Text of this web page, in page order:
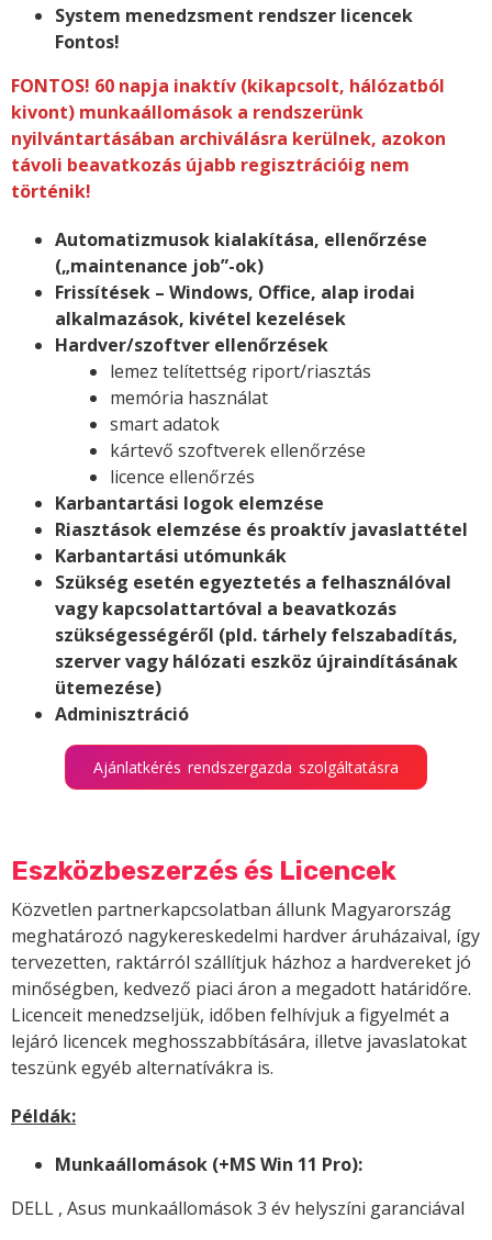
System menedzsment rendszer licencek
Fontos!
FONTOS! 60 napja inaktív (kikapcsolt, hálózatból
kivont) munkaállomások a rendszerünk
nyilvántartásában archiválásra kerülnek, azokon
távoli beavatkozás újabb regisztrációig nem
történik!
Automatizmusok kialakítása, ellenőrzése
(„maintenance job”-ok)
Frissítések – Windows, Office, alap irodai
alkalmazások, kivétel kezelések
Hardver/szoftver ellenőrzések
lemez telítettség riport/riasztás
memória használat
smart adatok
kártevő szoftverek ellenőrzése
licence ellenőrzés
Karbantartási logok elemzése
Riasztások elemzése és proaktív javaslattétel
Karbantartási utómunkák
Szükség esetén egyeztetés a felhasználóval
vagy kapcsolattartóval a beavatkozás
szükségességéről (pld. tárhely felszabadítás,
szerver vagy hálózati eszköz újraindításának
ütemezése)
Adminisztráció
Ajánlatkérés rendszergazda szolgáltatásra
Eszközbeszerzés és Licencek
Közvetlen partnerkapcsolatban állunk Magyarország
meghatározó nagykereskedelmi hardver áruházaival, így
tervezetten, raktárról szállítjuk házhoz a hardvereket jó
minőségben, kedvező piaci áron a megadott határidőre.
Licenceit menedzseljük, időben felhívjuk a figyelmét a
lejáró licencek meghosszabbítására, illetve javaslatokat
teszünk egyéb alternatívákra is.
Példák:
Munkaállomások (+MS Win 11 Pro):
DELL , Asus munkaállomások 3 év helyszíni garanciával